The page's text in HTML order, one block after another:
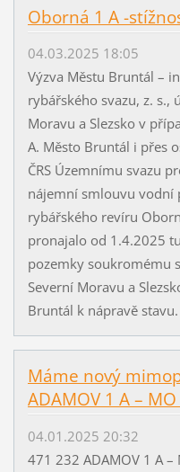
Oborná 1 A -
04.03.2025 18:05
Výzva Městu Bruntál –
rybářského svazu, z. s.,
Moravu a Slezsko v
A. Město Bruntál i přes
ČRS Územnímu svazu
nájemní smlouvu vodní
rybářského revíru
pronajalo od 1.4.2025
pozemky soukromému
Severní Moravu a
Bruntál k nápravě stavu.
Máme nový
ADAMOV 1 A –
04.01.2025 20:32
471 232 ADAMOV 1 A